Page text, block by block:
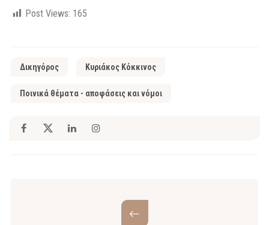
Post Views: 165
Δικηγόρος Κυριάκος Κόκκινος
Ποινικά θέματα - αποφάσεις και νόμοι